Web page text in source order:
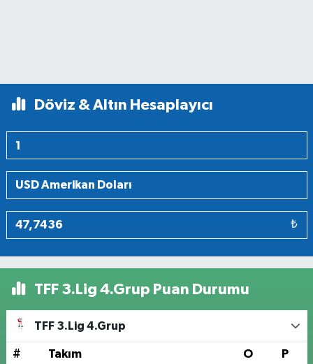
Döviz & Altın Hesaplayıcı
₺
TFF 3.Lig 4.Grup Puan Durumu
TFF 3.Lig 4.Grup
# Takım O P